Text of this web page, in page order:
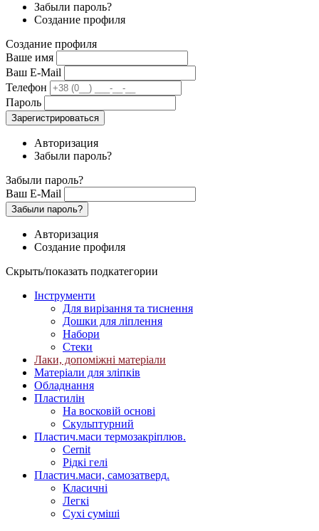
Забыли пароль?
Создание профиля
Создание профиля
Ваше имя
Ваш E-Mail
Телефон
Пароль
Зарегистрироваться
Авторизация
Забыли пароль?
Забыли пароль?
Ваш E-Mail
Забыли пароль?
Авторизация
Создание профиля
Скрыть/показать подкатегории
Інструменти
Для вирізання та тиснення
Дошки для ліплення
Набори
Стеки
Лаки, допоміжні матеріали
Матеріали для зліпків
Обладнання
Пластилін
На восковій основі
Скульптурний
Пластич.маси термозакріплюв.
Cernit
Рідкі гелі
Пластич.маси, самозатверд.
Класичні
Легкі
Сухі суміші